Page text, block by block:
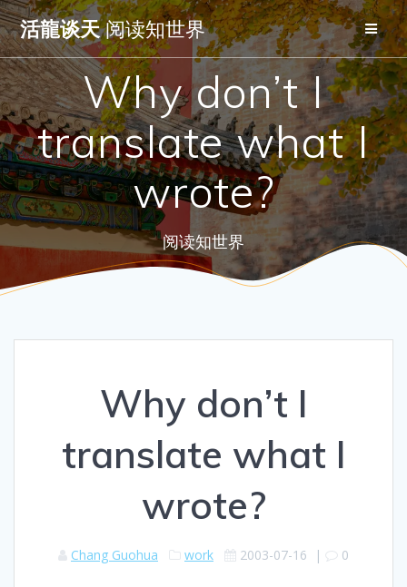
Skip
to
content
活龍谈天阅读知世界
Why don’t I
translate what I
wrote?
阅读知世界
Why don’t I
translate what I
wrote?
Chang Guohua work 2003-07-16 | 0